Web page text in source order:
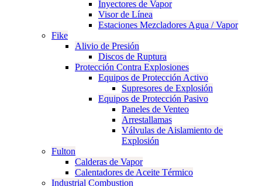
Inyectores de Vapor
Visor de Línea
Estaciones Mezcladores Agua / Vapor
Fike
Alivio de Presión
Discos de Ruptura
Protección Contra Explosiones
Equipos de Protección Activo
Supresores de Explosión
Equipos de Protección Pasivo
Paneles de Venteo
Arrestallamas
Válvulas de Aislamiento de
Explosión
Fulton
Calderas de Vapor
Calentadores de Aceite Térmico
Industrial Combustion